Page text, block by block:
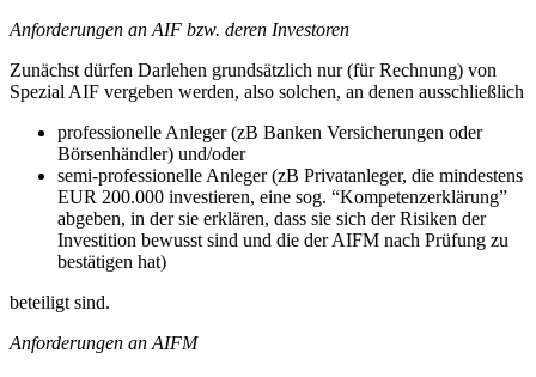
Anforderungen an AIF bzw. deren Investoren
Zunächst dürfen Darlehen grundsätzlich nur (für Rechnung) von
Spezial AIF vergeben werden, also solchen, an denen ausschließlich
professionelle Anleger (zB Banken Versicherungen oder
Börsenhändler) und/oder
semi-professionelle Anleger (zB Privatanleger, die mindestens
EUR 200.000 investieren, eine sog. “Kompetenzerklärung”
abgeben, in der sie erklären, dass sie sich der Risiken der
Investition bewusst sind und die der AIFM nach Prüfung zu
bestätigen hat)
beteiligt sind.
Anforderungen an AIFM